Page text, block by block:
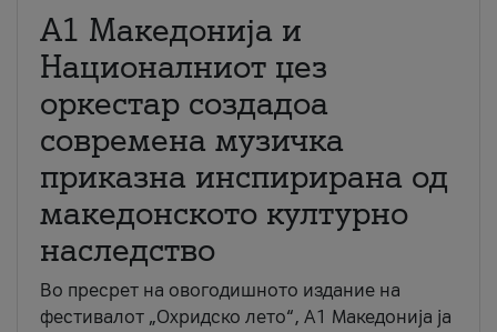
А1 Македонија и
Националниот џез
оркестар создадоа
современа музичка
приказна инспирирана од
македонското културно
наследство
Во пресрет на овогодишното издание на
фестивалот „Охридско лето“, А1 Македонија ја